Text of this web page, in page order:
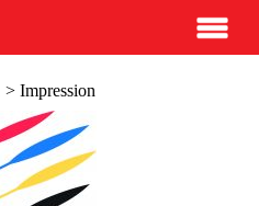
> Impression